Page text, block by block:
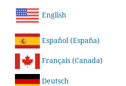
English
Español (España)
Français (Canada)
Deutsch